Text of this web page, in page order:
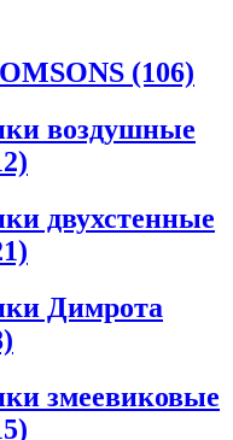
(106)
воздушные
двухстенные
Димрота
змеевиковые